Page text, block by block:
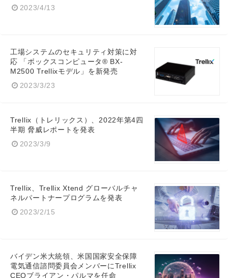
2023/4/13
工場システムのセキュリティ対策に対
応 「ボックスコンピュータ® BX-
M2500 Trellixモデル」を新発売
2023/3/23
Trellix（トレリックス）、2022年第4四
半期 脅威レポートを発表
2023/3/9
Trellix、Trellix Xtend グローバルチャ
ネルパートナープログラムを発表
2023/2/15
バイデン米大統領、米国国家安全保障
電気通信諮問委員会メンバーにTrellix
CEOブライアン・パルマを任命